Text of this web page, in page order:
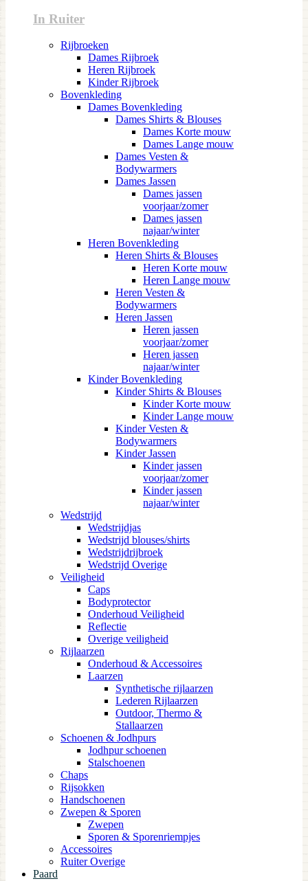
In Ruiter
Rijbroeken
Dames Rijbroek
Heren Rijbroek
Kinder Rijbroek
Bovenkleding
Dames Bovenkleding
Dames Shirts & Blouses
Dames Korte mouw
Dames Lange mouw
Dames Vesten &
Bodywarmers
Dames Jassen
Dames jassen
voorjaar/zomer
Dames jassen
najaar/winter
Heren Bovenkleding
Heren Shirts & Blouses
Heren Korte mouw
Heren Lange mouw
Heren Vesten &
Bodywarmers
Heren Jassen
Heren jassen
voorjaar/zomer
Heren jassen
najaar/winter
Kinder Bovenkleding
Kinder Shirts & Blouses
Kinder Korte mouw
Kinder Lange mouw
Kinder Vesten &
Bodywarmers
Kinder Jassen
Kinder jassen
voorjaar/zomer
Kinder jassen
najaar/winter
Wedstrijd
Wedstrijdjas
Wedstrijd blouses/shirts
Wedstrijdrijbroek
Wedstrijd Overige
Veiligheid
Caps
Bodyprotector
Onderhoud Veiligheid
Reflectie
Overige veiligheid
Rijlaarzen
Onderhoud & Accessoires
Laarzen
Synthetische rijlaarzen
Lederen Rijlaarzen
Outdoor, Thermo &
Stallaarzen
Schoenen & Jodhpurs
Jodhpur schoenen
Stalschoenen
Chaps
Rijsokken
Handschoenen
Zwepen & Sporen
Zwepen
Sporen & Sporenriempjes
Accessoires
Ruiter Overige
Paard